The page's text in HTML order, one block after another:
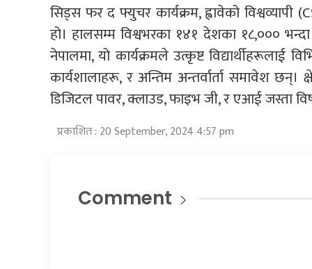
सिड्स फर द फ्युचर कार्यक्रम, ह्वावेको विश्वव्यापी
हो। हालसम्म विश्वभरका १४१ देशका १८,०००
नेपालमा, यो कार्यक्रमले उत्कृष्ट
कार्यशालाहरू, र अन्तिम अन्तर्वार्ता समावेश छन्।
डिजिटल पावर, क्लाउड, फाइभ जी, र एआई जस्ता
प्रकाशित : 20 September, 2024 4:57 pm
Comment